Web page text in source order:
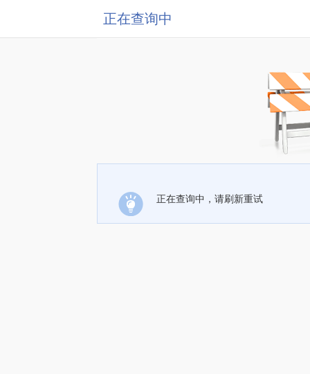
正在查询中
正在查询中，请刷新重试